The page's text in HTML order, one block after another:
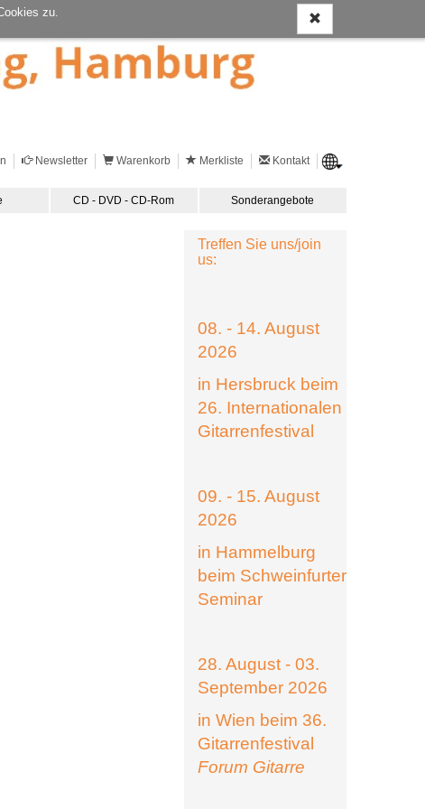
zu.
Newsletter Warenkorb Merkliste Kontakt
CD - DVD - CD-Rom Sonderangebote
Treffen Sie uns/join
us:
08. - 14. August
2026
in Hersbruck beim
26. Internationalen
Gitarrenfestival
09. - 15. August
2026
in Hammelburg
beim Schweinfurter
Seminar
28. August - 03.
September 2026
in Wien beim 36.
Gitarrenfestival
Forum Gitarre